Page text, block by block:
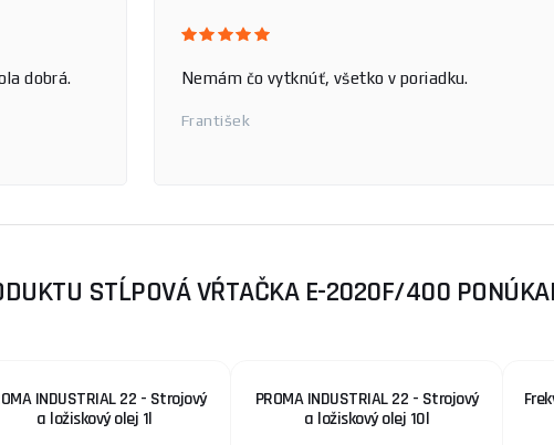
dobrá.
Nemám čo vytknúť, všetko v poriadku.
František
STĹPOVÁ VŔTAČKA E-2020F/400
INDUSTRIAL 22 - Strojový
a ložiskový olej 1l
PROMA INDUSTRIAL 22 - Strojový
a ložiskový olej 10l